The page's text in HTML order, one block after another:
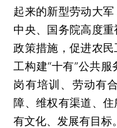
起来的新型劳动大
中央、国务院高度
政策措施，促进农
工构建“十有”公共
岗有培训、劳动有
障、维权有渠道、
有文化、发展有目标。